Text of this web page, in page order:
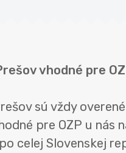
vhodné pre
sú vždy
pre OZP u nás
celej Slovenskej